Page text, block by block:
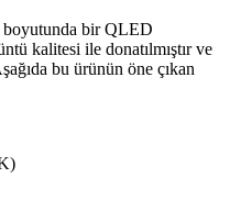
boyutunda bir QLED
kalitesi ile donatılmıştır ve
bu ürünün öne çıkan